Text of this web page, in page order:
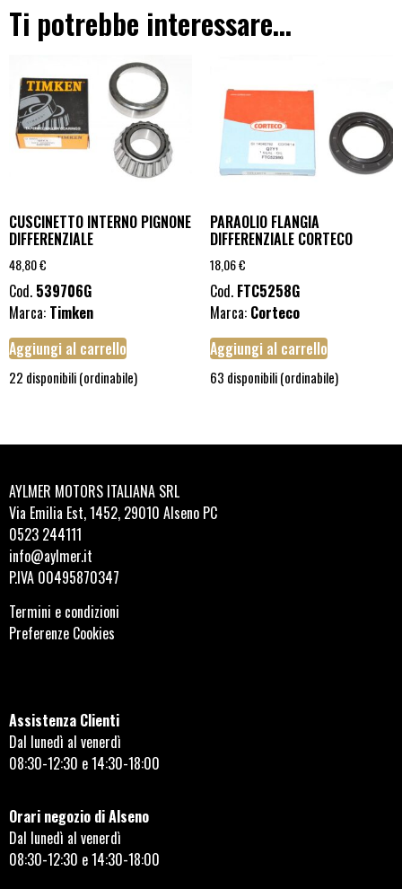
Ti potrebbe interessare…
CUSCINETTO INTERNO PIGNONE
DIFFERENZIALE
48,80€
Cod. 539706G
Marca: Timken
Aggiungi al carrello
22 disponibili (ordinabile)
PARAOLIO FLANGIA
DIFFERENZIALE CORTECO
18,06€
Cod. FTC5258G
Marca: Corteco
Aggiungi al carrello
63 disponibili (ordinabile)
AYLMER MOTORS ITALIANA SRL
Via Emilia Est, 1452, 29010 Alseno PC
0523 244111
info@aylmer.it
P.IVA 00495870347
Termini e condizioni
Preferenze Cookies
Assistenza Clienti
Dal lunedì al venerdì
08:30-12:30 e 14:30-18:00
Orari negozio di Alseno
Dal lunedì al venerdì
08:30-12:30 e 14:30-18:00